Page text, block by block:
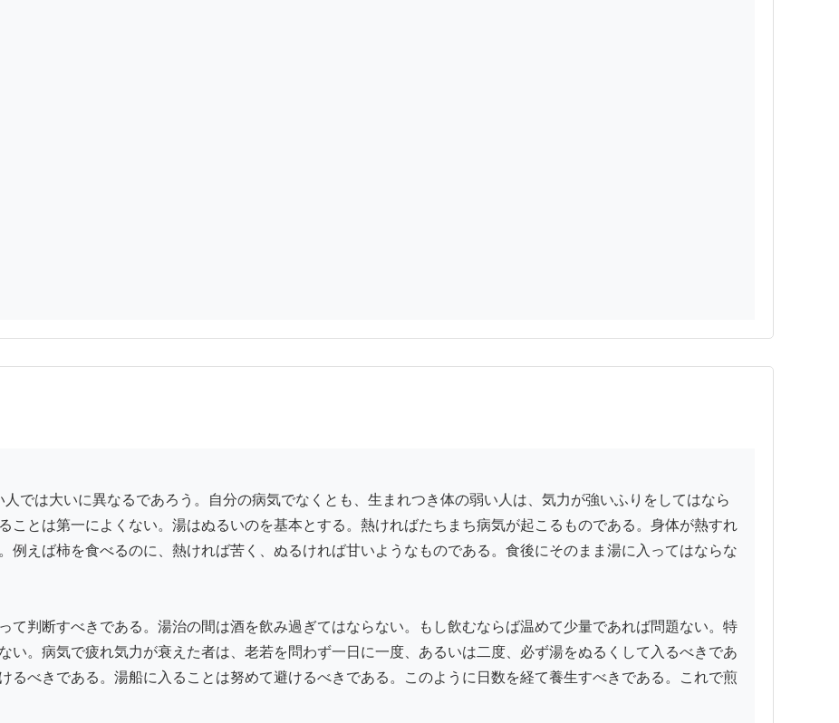
ことは第一によくない。湯はぬるいのを基本とする。熱ければたちまち病気が起こるものである。身体が熱すれ
例えば柿を食べるのに、熱ければ苦く、ぬるければ甘いようなものである。食後にそのまま湯に入ってはならな
て判断すべきである。湯治の間は酒を飲み過ぎてはならない。もし飲むならば温めて少量であれば問題ない。特
い。病気で疲れ気力が衰えた者は、老若を問わず一日に一度、あるいは二度、必ず湯をぬるくして入るべきであ
るべきである。湯船に入ることは努めて避けるべきである。このように日数を経て養生すべきである。これで煎